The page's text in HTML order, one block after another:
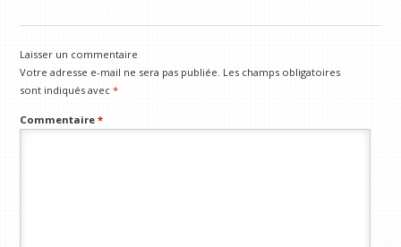
Laisser un commentaire
Votre adresse e-mail ne sera pas publiée. Les champs obligatoires
sont indiqués avec*
Commentaire*